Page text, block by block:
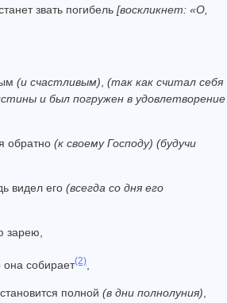
звать погибель [воскликнет: «О,
(и счастливым) (так как считал себя
и был погружен в удовлетворение
обратно (к своему Господу) (будучи
видел его (всегда со дня его
зарею,
она собирает(2),
полной (в дни полнолуния)